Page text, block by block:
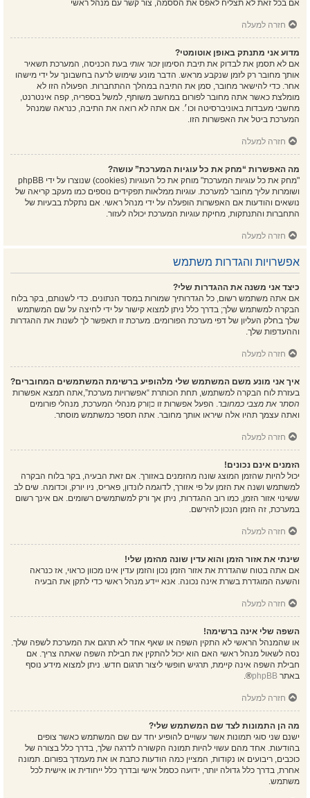
אם בכל זאת לא תצליח לאפס את הססמה, צור קשר עם מנהל ראשי
חזרה למעלה
מדוע אני מתנתק באופן אוטומטי?
אם לא תסמן את לבדוק את תיבת הסימוןזכור אותי בעת הכניסה, המערכת תשאיר
אותך מחובר רק לזמן שנקבע מראש. הדבר מונע שימוש לרעה בחשבונך על ידי מישהו
אחר. כדי להישאר מחובר, סמן את התיבה במהלך ההתחברות. הפעולה הזו לא
מומלצת כאשר אתה מחובר לפורום במחשב משותף, למשל בספריה, קפה אינטרנט,
מחשבי מעבדות באוניברסיטה וכו׳. אם אתה לא רואה את התיבה, כנראה שמנהל
המערכת ביטל את האפשרות הזו.
חזרה למעלה
מה האפשרות “מחק את כל עוגיות המערכת” עושה?
"מחק את כל עוגיות המערכת" מוחק את כל העוגיות (cookies) שנוצרו על ידי phpBB
ושומרות עליך מחובר למערכת. עוגיות ממלאות תפקידים נוספים כמו מעקב קריאה של
נושאים והודעות אם האפשרות הופעלה על ידי מנהל ראשי. אם נתקלת בבעיות של
התחברות והתנתקות, מחיקת עוגיות המערכת יכולה לעזור.
חזרה למעלה
אפשרויות והגדרות משתמש
כיצד אני משנה את ההגדרות שלי?
אם אתה משתמש רשום, כל הגדרותיך שמורות במסד הנתונים. כדי לשנותם, בקר בלוח
הבקרה למשתמש שלך; בדרך כלל ניתן למצוא קישור על ידי לחיצה על שם המשתמש
שלך בחלק העליון של דפי מערכת הפורומים. מערכת זו תאפשר לך לשנות את ההגדרות
וההעדפות שלך.
חזרה למעלה
איך אני מונע משם המשתמש שלי מלהופיע ברשימת המשתמשים המחוברים?
בעזרת לוח הבקרה למשתמש, תחת הכותרת “אפשרויות מערכת”,אתה תמצא אפשרות
הסתר את מצבי כמחובר. הפעל אפשרות זו כןורק מנהלי המערכת, מנהלי פורומים
ואתה עצמך תהיו אלה שיראו אותך מחובר. אתה תספר כמשתמש מוסתר.
חזרה למעלה
הזמנים אינם נכונים!
יכול להיות שהזמן המוצג שונה מהזמנים באזורך. אם זאת הבעיה, בקר בלוח הבקרה
למשתמש ושנה את הזמן על פי אזורך, לדוגמה לונדון, פאריס, ניו יורק, וכדומה. שים לב
ששינוי אזור הזמן, כמו רוב ההגדרות, ניתן אך ורק למשתמשים רשומים. אם אינך רשום
במערכת, זה הזמן הנכון להירשם.
חזרה למעלה
שינתי את אזור הזמן והוא עדין שונה מהזמן שלי!
אם אתה בטוח שהגדרת את אזור הזמן נכון והזמן עדין אינו מכוון כראוי, אז כנראה
והשעה המוגדרת בשרת אינה נכונה. אנא יידע מנהל ראשי כדי לתקן את הבעיה
חזרה למעלה
השפה שלי אינה ברשימה!
או שהמנהל הראשי לא התקין השפה או שאף אחד לא תרגם את המערכת לשפה שלך.
נסה לשאול מנהל ראשי האם הוא יכול להתקין את חבילת השפה שאתה צריך. אם
חבילת השפה אינה קיימת, תרגיש חופשי ליצור תרגום חדש. ניתן למצוא מידע נוסף
באתר phpBB
®.
חזרה למעלה
מה הן התמונות לצד שם המשתמש שלי?
ישנם שני סוגי תמונות אשר עשויים להופיע יחד עם שם המשתמש כאשר צופים
בהודעות. אחד מהם עשוי להיות תמונה הקשורה לדרגה שלך, בדרך כלל בצורה של
כוכבים, ריבועים או נקודות, המציין כמה הודעות כתבת או את מעמדך בפורום. תמונה
אחרת, בדרך כלל גדולה יותר, ידועה כסמל אישי ובדרך כלל ייחודית או אישית לכל
משתמש.